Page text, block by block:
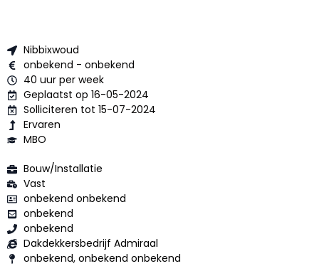
Nibbixwoud
onbekend - onbekend
40 uur per week
Geplaatst op 16-05-2024
Solliciteren tot 15-07-2024
Ervaren
MBO
Bouw/Installatie
Vast
onbekend onbekend
onbekend
onbekend
Dakdekkersbedrijf Admiraal
onbekend, onbekend onbekend